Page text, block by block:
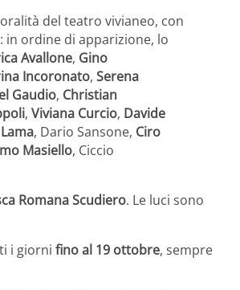
del teatro vivianeo, con
ordine di apparizione, lo
Avallone, Gino
Incoronato, Serena
Gaudio, Christian
, Viviana Curcio, Davide
, Dario Sansone, Ciro
Masiello, Ciccio
Romana Scudiero. Le luci sono
i giorni fino al 19 ottobre, sempre